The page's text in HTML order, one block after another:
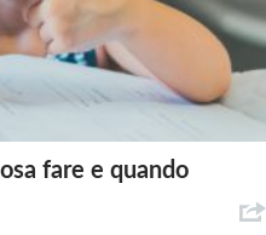
fare e quando